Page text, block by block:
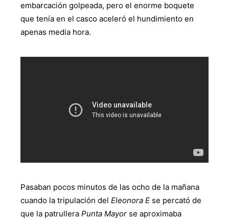
embarcación golpeada, pero el enorme boquete
que tenía en el casco aceleró el hundimiento en
apenas media hora.
Pasaban pocos minutos de las ocho de la mañana
cuando la tripulación del Eleonora E se percató de
que la patrullera Punta Mayor se aproximaba